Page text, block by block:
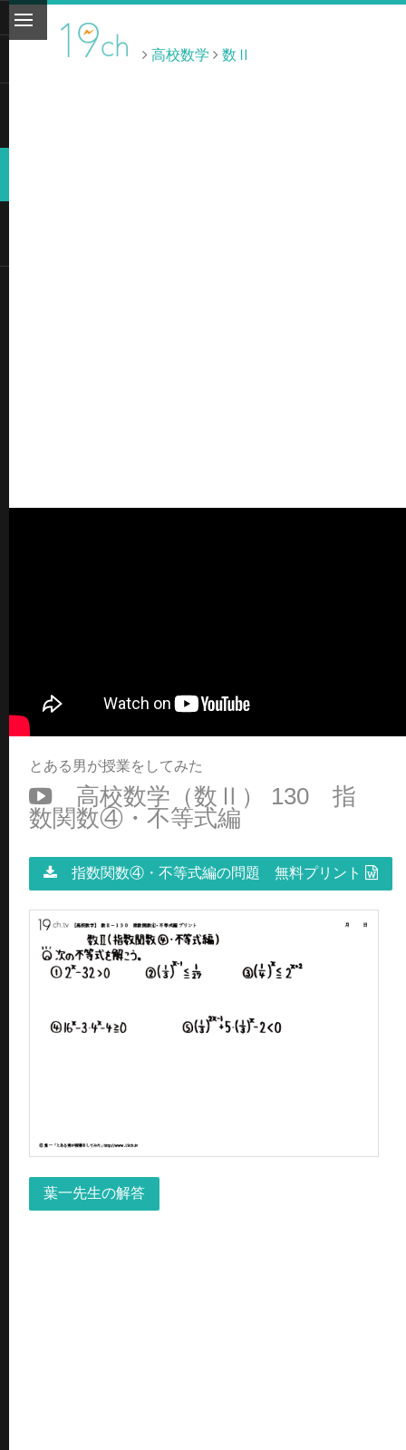
高校数学 数Ⅱ
とある男が授業をしてみた
高校数学（数Ⅱ） 130 指
数関数④・不等式編
指数関数④・不等式編の問題 無料プリント
葉一先生の解答